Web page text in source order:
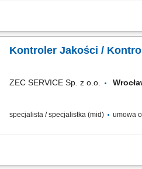
Do Twoich zadań należeć będzie:
Kontroler Jakości /
ZEC SERVICE Sp. z o.o.
specjalista / specjalistka (mid) umowa
Nadzór i kontrola nad realizacją prac